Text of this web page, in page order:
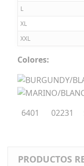
L
XL
XXL
Colores:
6401 02231
PRODUCTOS